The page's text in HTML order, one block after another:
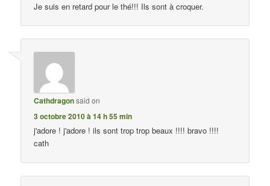
Je suis en retard pour le thé!!! Ils sont à croquer.
Cathdragonsaid on
3 octobre 2010 à 14 h 55 min
j'adore ! j'adore ! ils sont trop trop beaux !!!! bravo !!!!
cath